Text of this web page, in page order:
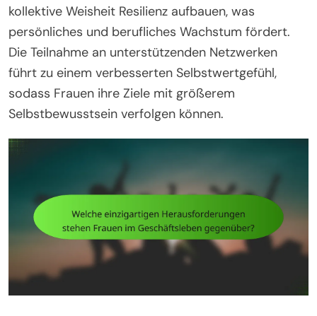
kollektive Weisheit Resilienz aufbauen, was
persönliches und berufliches Wachstum fördert.
Die Teilnahme an unterstützenden Netzwerken
führt zu einem verbesserten Selbstwertgefühl,
sodass Frauen ihre Ziele mit größerem
Selbstbewusstsein verfolgen können.